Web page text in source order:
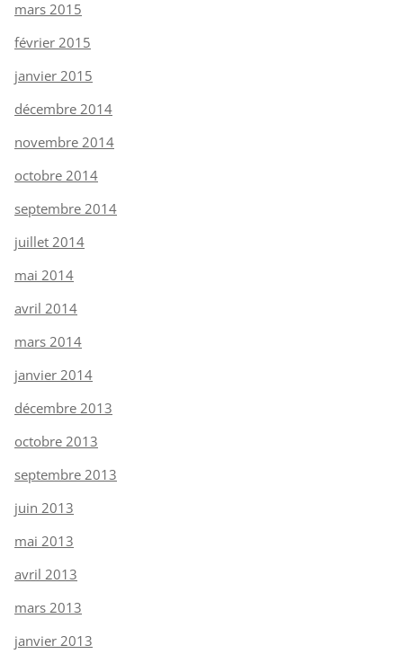
mars 2015
février 2015
janvier 2015
décembre 2014
novembre 2014
octobre 2014
septembre 2014
juillet 2014
mai 2014
avril 2014
mars 2014
janvier 2014
décembre 2013
octobre 2013
septembre 2013
juin 2013
mai 2013
avril 2013
mars 2013
janvier 2013